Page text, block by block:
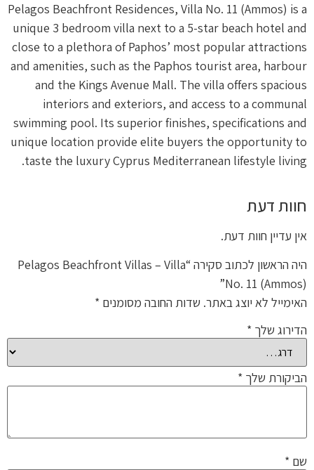
Pelagos Beachfront Residences, Villa No. 11 (Ammos) is a
unique 3 bedroom villa next to a 5-star beach hotel and
close to a plethora of Paphos’ most popular attractions
and amenities, such as the Paphos tourist area, harbour
and the Kings Avenue Mall. The villa offers spacious
interiors and exteriors, and access to a communal
swimming pool. Its superior finishes, specifications and
unique location provide elite buyers the opportunity to
taste the luxury Cyprus Mediterranean lifestyle living.
חוות דעת
אין עדיין חוות דעת.
היה הראשון לכתוב סקירה “Pelagos Beachfront Villas – Villa
No. 11 (Ammos)”
האימייל לא יוצג באתר. שדות החובה מסומנים *
הדירוג שלך *
הביקורת שלך *
שם *